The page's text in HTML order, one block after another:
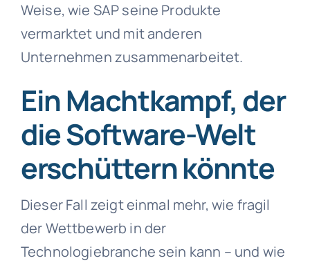
Weise, wie SAP seine Produkte
vermarktet und mit anderen
Unternehmen zusammenarbeitet.
Ein Machtkampf, der
die Software-Welt
erschüttern könnte
Dieser Fall zeigt einmal mehr, wie fragil
der Wettbewerb in der
Technologiebranche sein kann – und wie